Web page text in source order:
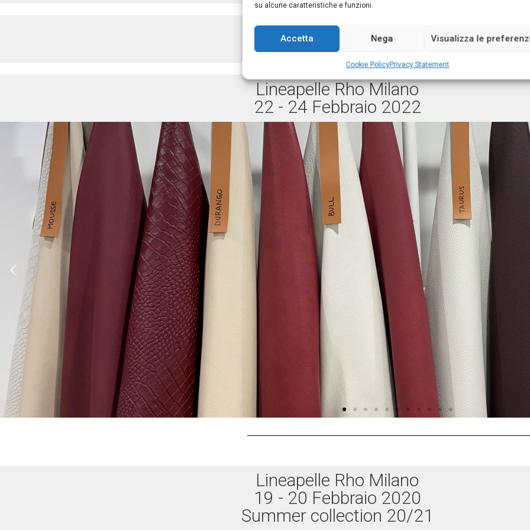
su alcune caratteristiche e funzioni.
Accetta Nega Visualizza le
Cookie PolicyPrivacy Statement
Lineapelle Rho Milano
20 - 22 Settembre 2022
Lineapelle Rho Milano
22 - 24 Febbraio 2022
Lineapelle Rho Milano
19 - 20 Febbraio 2020
Summer collection 20/21